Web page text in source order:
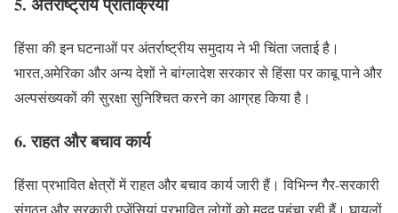
हिंसा की इन घटनाओं पर अंतर्राष्ट्रीय समुदाय ने भी चिंता जताई है।
भारत,अमेरिका और अन्य देशों ने बांग्लादेश सरकार से हिंसा पर काबू पाने और
अल्पसंख्यकों की सुरक्षा सुनिश्चित करने का आग्रह किया है।
6. राहत और बचाव कार्य
हिंसा प्रभावित क्षेत्रों में राहत और बचाव कार्य जारी हैं। विभिन्न गैर-सरकारी
संगठन और सरकारी एजेंसियां प्रभावित लोगों को मदद पहुंचा रही हैं। घायलों